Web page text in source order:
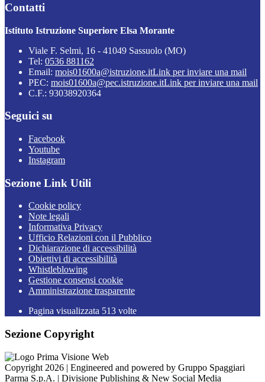
Contatti
Istituto Istruzione Superiore Elsa Morante
Viale F. Selmi, 16 - 41049 Sassuolo (MO)
Tel: 0536 881162
Email: mois01600a@istruzione.itLink per inviare una mail
PEC: mois01600a@pec.istruzione.itLink per inviare una mail
C.F.: 93038920364
Seguici su
Facebook
Youtube
Instagram
Sezione Link Utili
Cookie policy
Note legali
Informativa Privacy
Ufficio Relazioni con il Pubblico
Dichiarazione di accessibilità
Obiettivi di accessibilità
Whistleblowing
Gestione consensi cookie
Amministrazione trasparente
Pagina visualizzata 513 volte
Sezione Copyright
Copyright 2026 | Engineered and powered by Gruppo Spaggiari
Parma S.p.A. | Divisione Publishing & New Social Media